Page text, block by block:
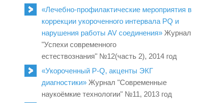
«Лечебно-профилактические мероприятия в
коррекции укороченного интервала PQ и
нарушения работы AV соединения» Журнал
"Успехи современного
естествознания" №12(часть 2), 2014 год
«Укороченный P-Q, акценты ЭКГ
диагностики» Журнал "Современные
наукоёмкие технологии" №11, 2013 год